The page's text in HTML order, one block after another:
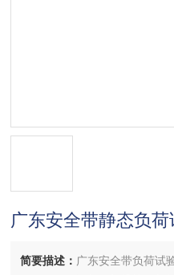
广东安全带静态负
简要描述： 广东安全带负荷试